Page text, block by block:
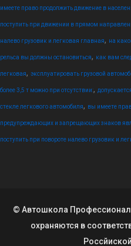
имеете право продолжить движение в
поступить при движении в прямом
налево грузовик и легковая главная, на
рельса вы должны остановиться, как вам
легковая, эксплуатировать грузовой
более 3,5 т можно при отсутствии:,
стекле легкового автомобиля, вы имеете
предупреждающих и запрещающих знаков
поступить при повороте налево грузовик и
© Автошкола
охраняются в